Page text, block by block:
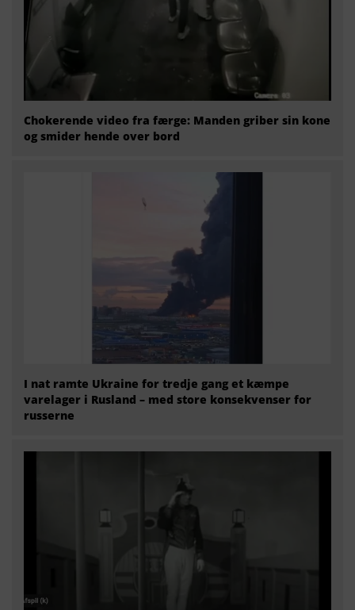
Chokerende video fra færge: Manden griber sin kone
og smider hende over bord
I nat ramte Ukraine for tredje gang et kæmpe
varelager i Rusland – med store konsekvenser for
russerne